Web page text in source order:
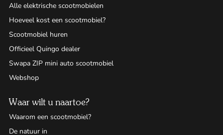
Alle elektrische scootmobielen
Hoeveel kost een scootmobiel?
Scootmobiel huren
Officieel Quingo dealer
Swapa ZIP mini auto scootmobiel
Webshop
Waar wilt u naartoe?
Waarom een scootmobiel?
De natuur in